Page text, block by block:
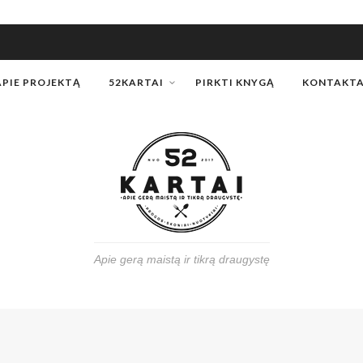
PROJEKTĄ 52KARTAI PIRKTI KNYGĄ
Apie gerą maistą ir tikrą draugystę